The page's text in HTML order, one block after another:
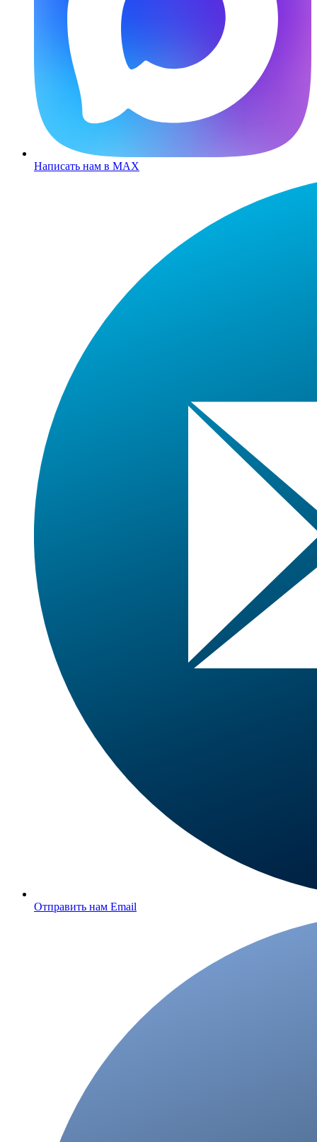
Написать нам в MAX
Отправить нам Email